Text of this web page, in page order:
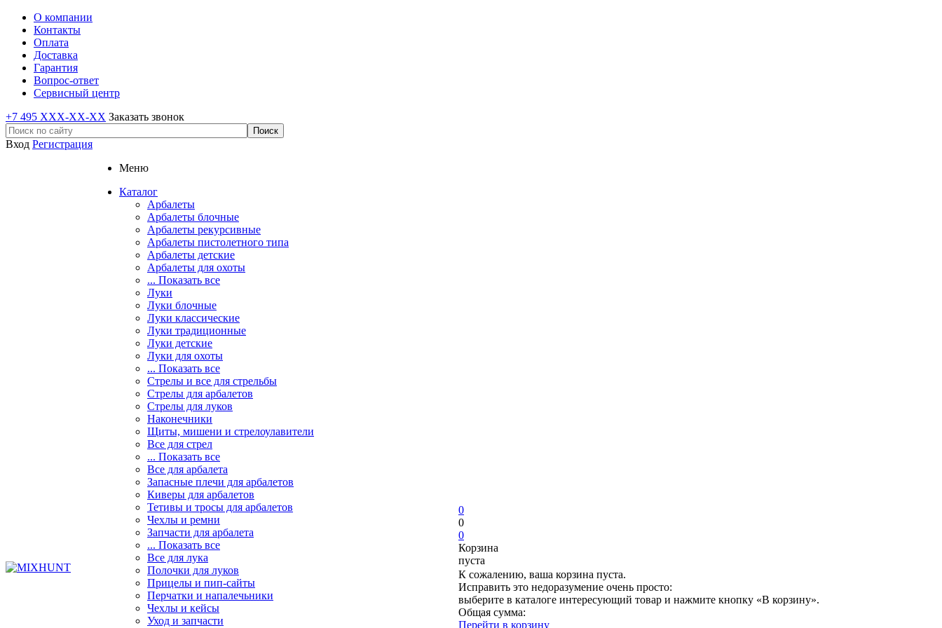
О компании
Контакты
Оплата
Доставка
Гарантия
Вопрос-ответ
Сервисный центр
+7 495 XXX-XX-XX Заказать звонок
Вход Регистрация
Меню
Каталог
Арбалеты
Арбалеты блочные
Арбалеты рекурсивные
Арбалеты пистолетного типа
Арбалеты детские
Арбалеты для охоты
... Показать все
Луки
Луки блочные
Луки классические
Луки традиционные
Луки детские
Луки для охоты
... Показать все
Стрелы и все для стрельбы
Стрелы для арбалетов
Стрелы для луков
Наконечники
Щиты, мишени и стрелоулавители
Все для стрел
... Показать все
Все для арбалета
Запасные плечи для арбалетов
Киверы для арбалетов
Тетивы и тросы для арбалетов
Чехлы и ремни
Запчасти для арбалета
... Показать все
Все для лука
Полочки для луков
Прицелы и пип-сайты
Перчатки и напалечьники
Чехлы и кейсы
Уход и запчасти
0
0
0
Корзина
пуста
К сожалению, ваша корзина пуста.
Исправить это недоразумение очень просто:
выберите в каталоге интересующий товар и нажмите кнопку «В корзину».
Общая сумма:
Перейти в корзину